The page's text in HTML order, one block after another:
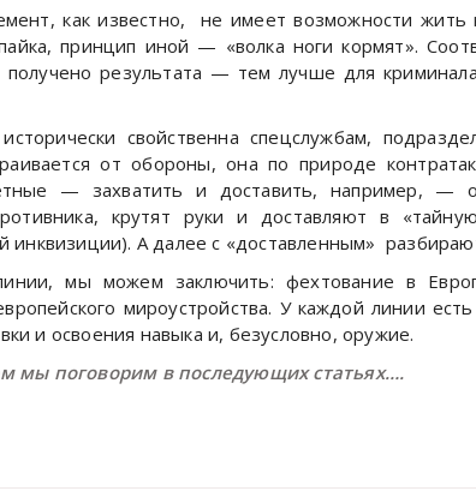
как известно,
не имеет возможности жить
принцип иной — «волка ноги кормят».
результата — тем лучше для
свойственна спецслужбам,
от обороны, она по природе
— захватить и доставить, например, —
крутят руки и доставляют в
инквизиции). А далее с «доставленным»
мы можем заключить: фехтование в
мироустройства. У каждой линии
и освоения навыка и, безусловно, оружие.
мы поговорим в последующих статьях….